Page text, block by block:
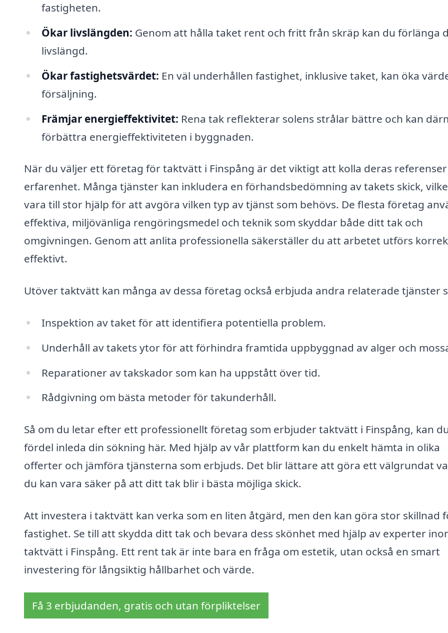
fastigheten.
Ökar livslängden: Genom att hålla taket rent och fritt från skräp kan du förlänga
livslängd.
Ökar fastighetsvärdet: En väl underhållen fastighet, inklusive taket, kan öka
försäljning.
Främjar energieffektivitet: Rena tak reflekterar solens strålar bättre och kan
förbättra energieffektiviteten i byggnaden.
När du väljer ett företag för taktvätt i Finspång är det viktigt att kolla deras
erfarenhet. Många tjänster kan inkludera en förhandsbedömning av takets skick,
vara till stor hjälp för att avgöra vilken typ av tjänst som behövs. De flesta företag
effektiva, miljövänliga rengöringsmedel och teknik som skyddar både ditt tak och
omgivningen. Genom att anlita professionella säkerställer du att arbetet utförs
effektivt.
Utöver taktvätt kan många av dessa företag också erbjuda andra relaterade tjänster
Inspektion av taket för att identifiera potentiella problem.
Underhåll av takets ytor för att förhindra framtida uppbyggnad av alger och
Reparationer av takskador som kan ha uppstått över tid.
Rådgivning om bästa metoder för takunderhåll.
Så om du letar efter ett professionellt företag som erbjuder taktvätt i Finspång, kan
fördel inleda din sökning här. Med hjälp av vår plattform kan du enkelt hämta in olika
offerter och jämföra tjänsterna som erbjuds. Det blir lättare att göra ett välgrundat
du kan vara säker på att ditt tak blir i bästa möjliga skick.
Att investera i taktvätt kan verka som en liten åtgärd, men den kan göra stor skillnad
fastighet. Se till att skydda ditt tak och bevara dess skönhet med hjälp av experter
taktvätt i Finspång. Ett rent tak är inte bara en fråga om estetik, utan också en smart
investering för långsiktig hållbarhet och värde.
Få 3 erbjudanden, gratis och utan förpliktelser